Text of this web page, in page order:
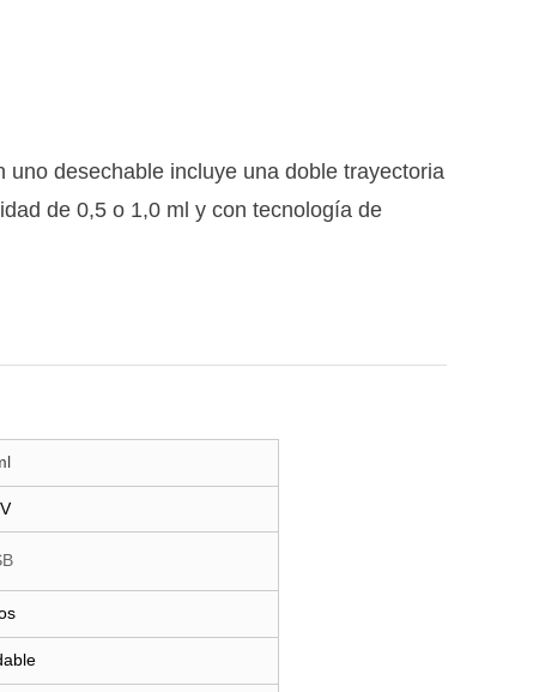
desechable incluye una doble trayectoria
de 0,5 o 1,0 ml y con tecnología de